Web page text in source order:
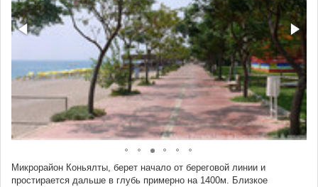
Микрорайон Коньялты, берет начало от береговой линии и
простирается дальше в глубь примерно на 1400м. Близкое